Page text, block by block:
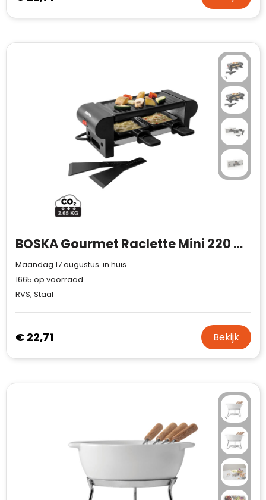
BOSKA Gourmet Raclette Mini 220 V (EU-type F)
Maandag 17 augustus in huis
1665 op voorraad
RVS, Staal
€ 22,71 Bekijk